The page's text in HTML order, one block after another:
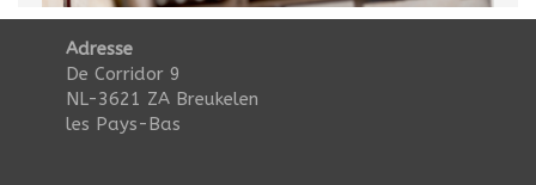
Adresse
De Corridor 9
NL-3621 ZA Breukelen
les Pays-Bas